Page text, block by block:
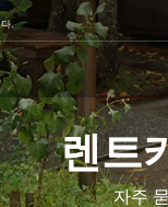
다.
렌트
자주